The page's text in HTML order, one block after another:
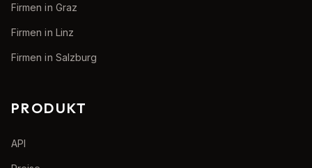
Firmen in Graz
Firmen in Linz
Firmen in Salzburg
PRODUKT
API